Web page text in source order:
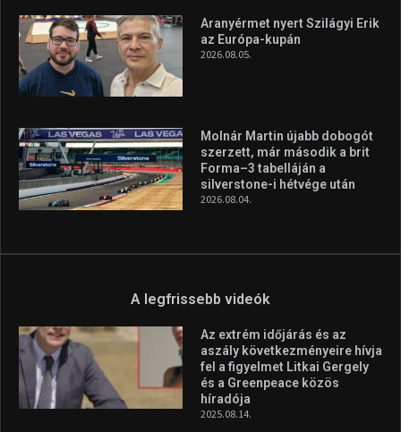
Aranyérmet nyert Szilágyi Erik
az Európa-kupán
2026.08.05.
Molnár Martin újabb dobogót
szerzett, már második a brit
Forma–3 tabelláján a
silverstone-i hétvége után
2026.08.04.
A legfrissebb videók
Az extrém időjárás és az
aszály következményeire hívja
fel a figyelmet Litkai Gergely
és a Greenpeace közös
híradója
2025.08.14.